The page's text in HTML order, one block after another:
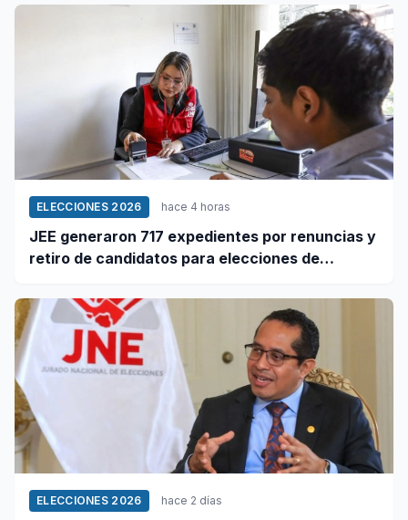
ELECCIONES 2026 hace 4 horas
JEE generaron 717 expedientes por renuncias y
retiro de candidatos para elecciones de
ELECCIONES 2026 hace 2 días